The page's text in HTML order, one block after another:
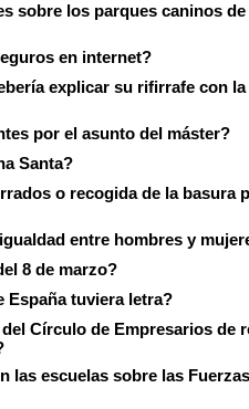
sobre los parques caninos de
en internet?
explicar su rifirrafe con la
por el asunto del máster?
Santa?
o recogida de la basura
entre hombres y
8 de marzo?
España tuviera letra?
Círculo de Empresarios de
las escuelas sobre las